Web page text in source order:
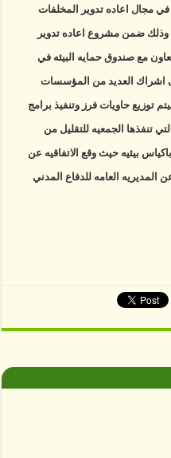
المدني
في مجال اعاده تدوير المخلفات
وذلك ضمن مشروع اعاده تدوير
مع صندوق حمايه البيئه في
اشراك العديد من المؤسسات
توزيع حاويات فرز وتنفيذ برامج
تنفذها الجمعيه للتقليل من
بيئيه حيث وقع الاتفاقيه عن
العامه للدفاع المدني